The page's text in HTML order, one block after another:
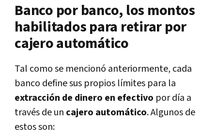
Banco por banco, los montos
habilitados para retirar por
cajero automático
Tal como se mencionó anteriormente, cada
banco define sus propios límites para la
extracción de dinero en efectivo por día a
través de un cajero automático. Algunos de
estos son: